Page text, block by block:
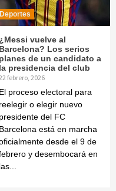
Deportes
vuelve al
Barcelona? Los serios
planes de un candidato a
la presidencia del club
febrero, 2026
El proceso electoral para
reelegir o elegir nuevo
presidente del FC
Barcelona está en marcha
desde el 9 de
y desembocará en
las...